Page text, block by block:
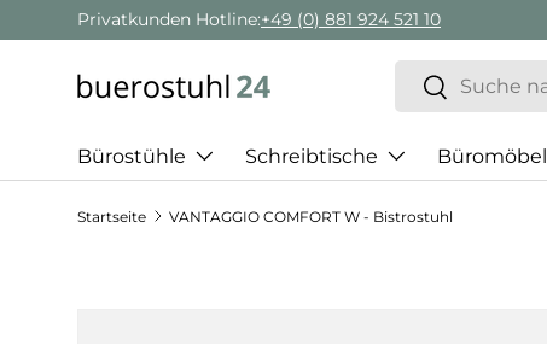
Direkt zum Inhalt
Privatkunden Hotline:+49 (0) 881 924 521 10
Suchen
Suchen
Bürostühle Schreibtische Büromöbel
Startseite VANTAGGIO COMFORT W - Bistrostuhl